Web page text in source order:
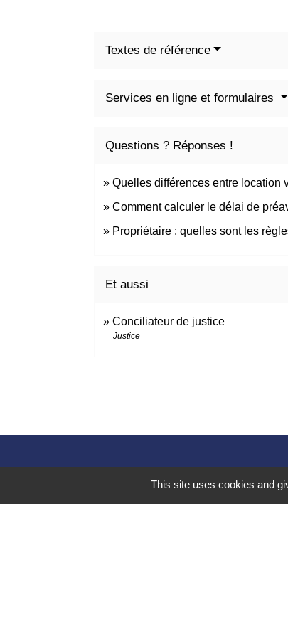
Textes de référence
Services en ligne et formulaires
Questions ? Réponses !
Quelles différences entre location
Comment calculer le délai de
Propriétaire : quelles sont les
Et aussi
Conciliateur de justice
Justice
This site uses cookies and